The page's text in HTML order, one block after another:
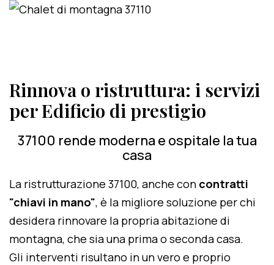
Rinnova o ristruttura: i servizi
per Edificio di prestigio
37100 rende moderna e ospitale la tua
casa
La ristrutturazione 37100, anche con contratti
"chiavi in mano", è la migliore soluzione per chi
desidera rinnovare la propria abitazione di
montagna, che sia una prima o seconda casa.
Gli interventi risultano in un vero e proprio